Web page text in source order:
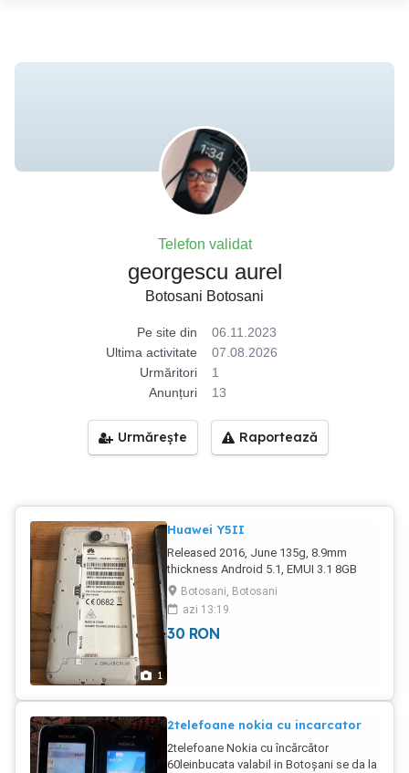
Telefon validat
georgescu aurel
Botosani Botosani
Pe site din
06.11.2023
Ultima activitate
07.08.2026
Urmăritori
1
Anunțuri
13
Urmărește Raportează
1
Huawei Y5II
Released 2016, June 135g, 8.9mm
thickness Android 5.1, EMUI 3.1 8GB
storage, microSDHC hits 117 Become a
fan 5.0" 720x1280 pixels 8MP 720p 1GB
RAM MT6735P 2200mAh pret 30 lei
botosani nu se dechide
Botosani, Botosani
azi 13:19
30 RON
2telefoane nokia cu incarcator
2telefoane Nokia cu încărcător
60leinbucata valabil in Botoșani se da la